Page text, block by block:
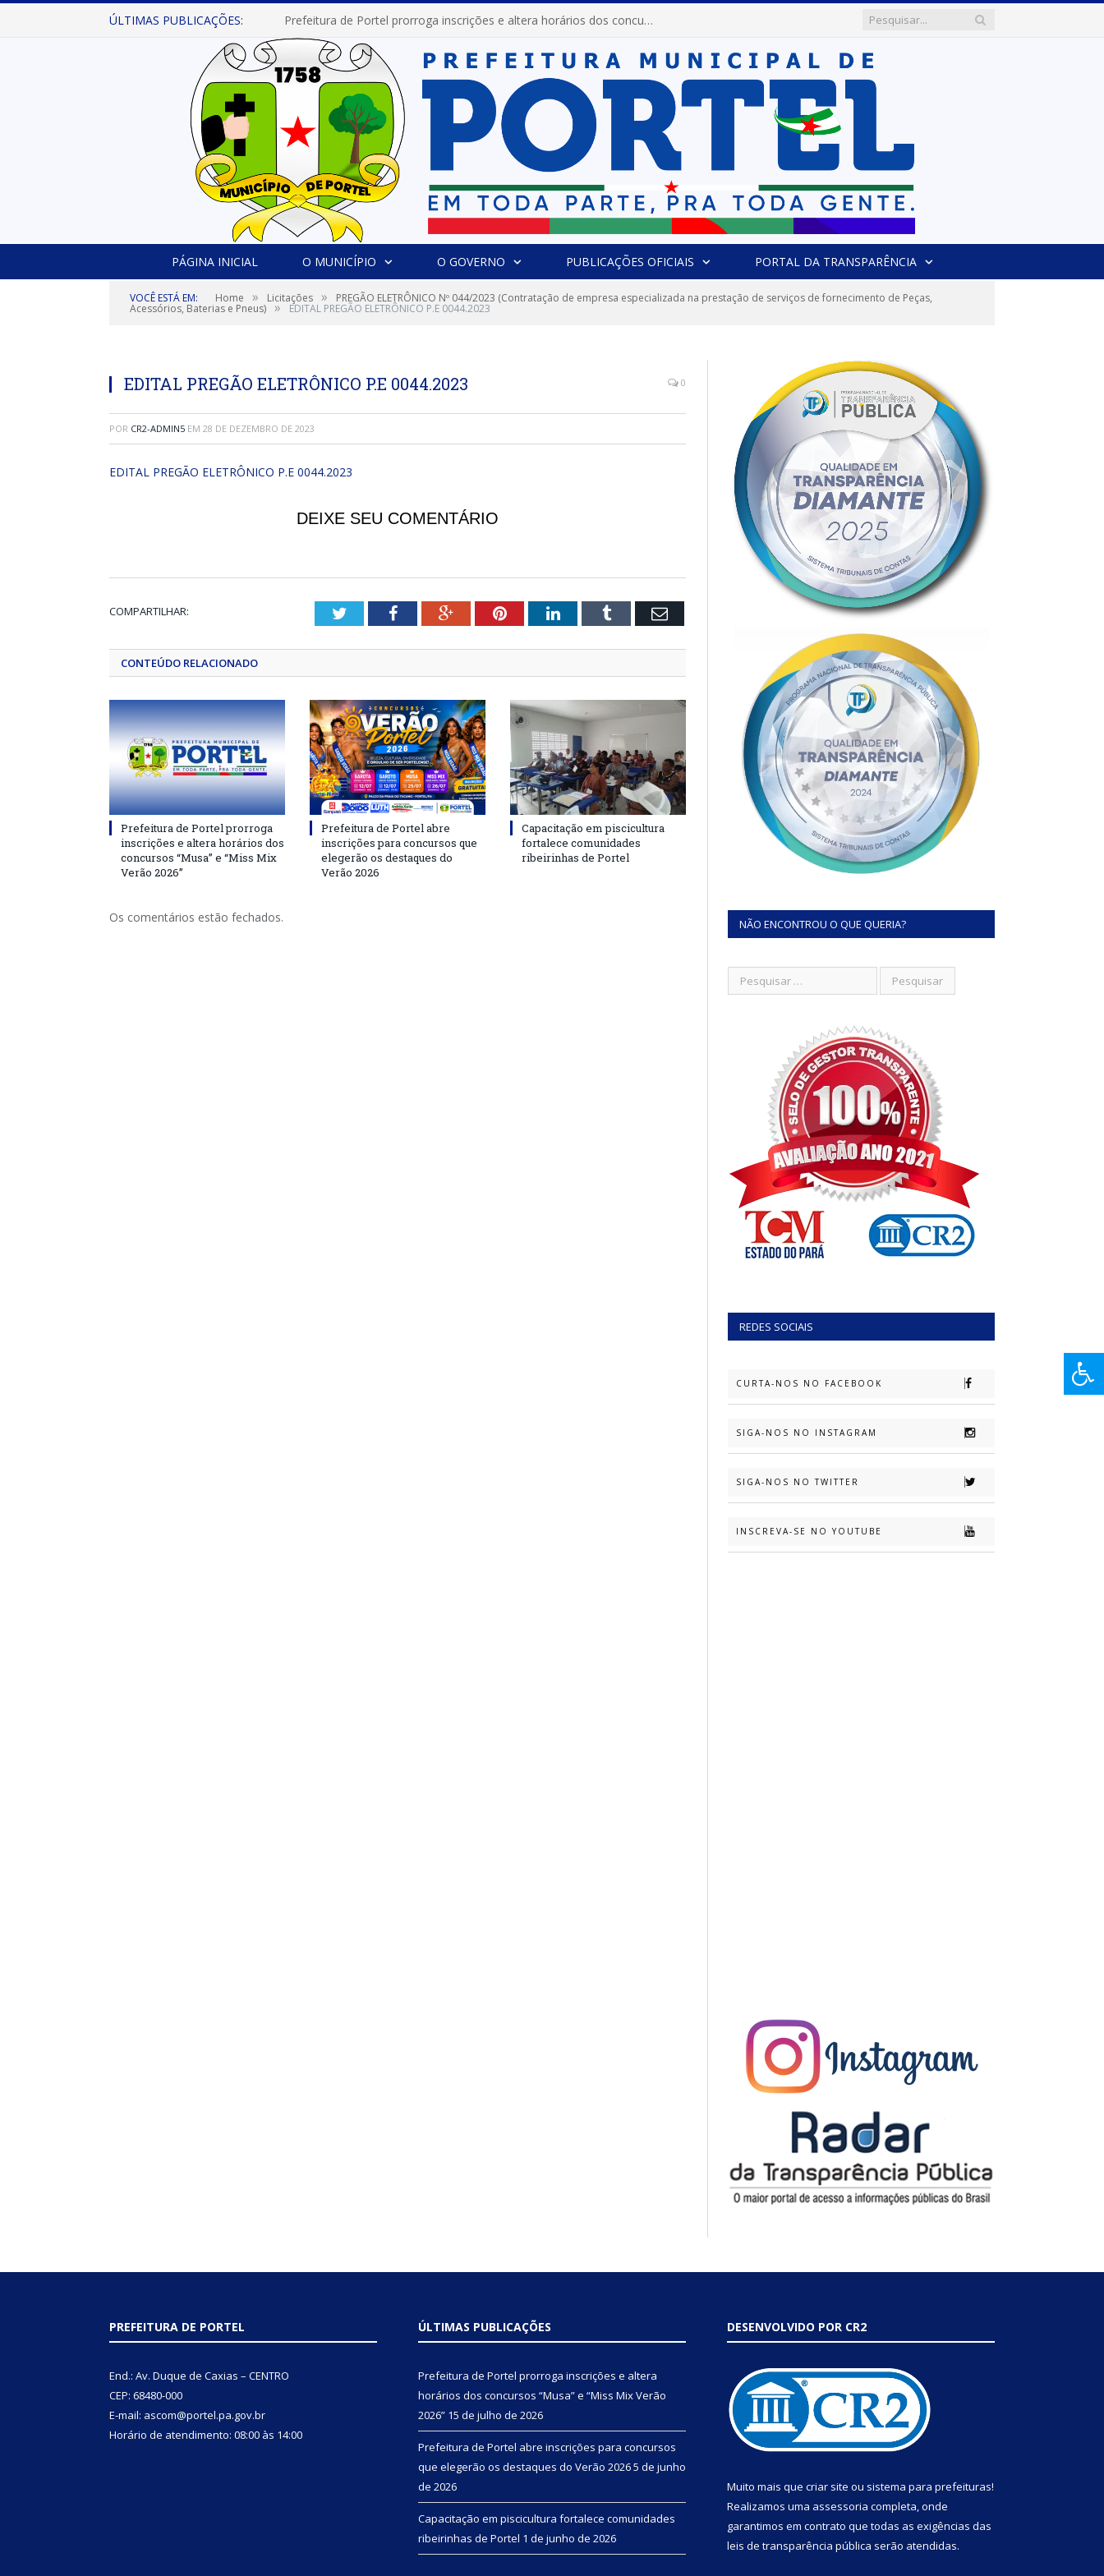
ÚLTIMAS PUBLICAÇÕES: Prefeitura de Portel prorroga inscrições e altera horários dos concursos “Musa” e “Miss Mix Verão 2026”
PÁGINA INICIAL O MUNICÍPIO O GOVERNO PUBLICAÇÕES OFICIAIS PORTAL DA TRANSPARÊNCIA
VOCÊ ESTÁ EM: Home » Licitações » PREGÃO ELETRÔNICO Nº 044/2023 (Contratação de empresa especializada na prestação de serviços de fornecimento de Peças,
Acessórios, Baterias e Pneus) » EDITAL PREGÃO ELETRÔNICO P.E 0044.2023
EDITAL PREGÃO ELETRÔNICO P.E 0044.2023 0
POR CR2-ADMIN5 EM 28 DE DEZEMBRO DE 2023
EDITAL PREGÃO ELETRÔNICO P.E 0044.2023
DEIXE SEU COMENTÁRIO
COMPARTILHAR: TwitterFacebookGoogle+PinterestLinkedInTumblr Email
CONTEÚDO RELACIONADO
Prefeitura de Portel prorroga
inscrições e altera horários dos
concursos “Musa” e “Miss Mix
Verão 2026”
Prefeitura de Portel abre
inscrições para concursos que
elegerão os destaques do
Verão 2026
Capacitação em piscicultura
fortalece comunidades
ribeirinhas de Portel
Os comentários estão fechados. NÃO ENCONTROU O QUE QUERIA?
REDES SOCIAIS
CURTA-NOS NO FACEBOOK
SIGA-NOS NO INSTAGRAM
SIGA-NOS NO TWITTER
INSCREVA-SE NO YOUTUBE
PREFEITURA DE PORTEL
End.: Av. Duque de Caxias – CENTRO
CEP: 68480-000
E-mail: ascom@portel.pa.gov.br
Horário de atendimento: 08:00 às 14:00
ÚLTIMAS PUBLICAÇÕES
Prefeitura de Portel prorroga inscrições e altera
horários dos concursos “Musa” e “Miss Mix Verão
2026” 15 de julho de 2026
Prefeitura de Portel abre inscrições para concursos
que elegerão os destaques do Verão 20265 de junho
de 2026
Capacitação em piscicultura fortalece comunidades
ribeirinhas de Portel 1 de junho de 2026
DESENVOLVIDO POR CR2
Muito mais que criar site ou sistema para prefeituras!
Realizamos uma assessoria completa, onde
garantimos em contrato que todas as exigências das
leis de transparência pública serão atendidas.